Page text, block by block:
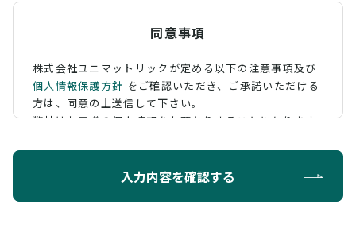
同意事項
株式会社ユニマットリックが定める以下の注意事項及び
個人情報保護方針 をご確認いただき、 ご承諾いただける
方は、同意の上送信して下さい。
弊社はお客様の個人情報をお預かりすることになります
ように定め、保護に努めております。
入力内容を確認する